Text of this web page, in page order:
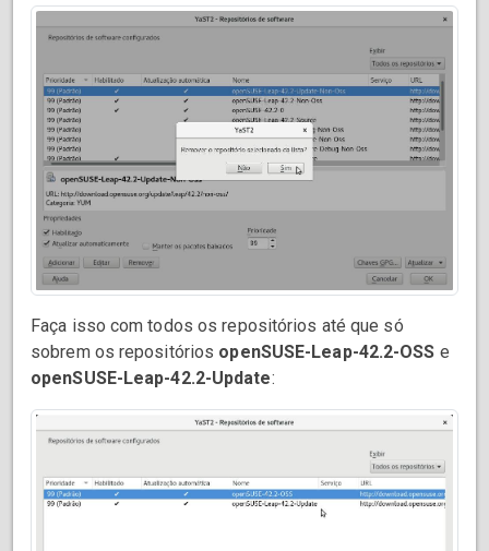
Faça isso com todos os repositórios até que só
sobrem os repositórios openSUSE-Leap-42.2-OSS e
openSUSE-Leap-42.2-Update: